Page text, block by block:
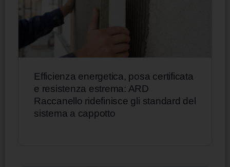
Efficienza energetica, posa certificata
e resistenza estrema: ARD
Raccanello ridefinisce gli standard del
sistema a cappotto